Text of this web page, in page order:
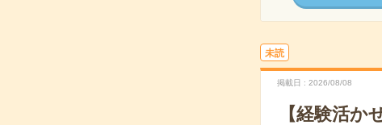
未読
掲載日 2026/08/08
【経験活